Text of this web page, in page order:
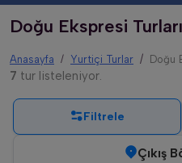
Doğu Ekspresi Turları
Anasayfa Yurtiçi Turlar Doğu
7 tur listeleniyor.
Filtrele
Çıkış